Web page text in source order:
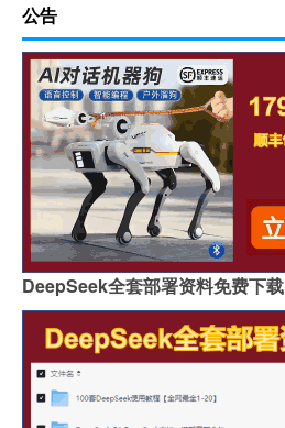
公告
DeepSeek全套部署资料免费下载